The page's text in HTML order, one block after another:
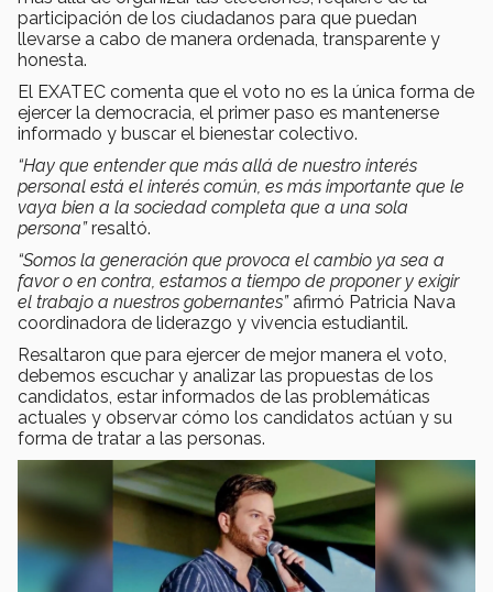
participación de los ciudadanos para que puedan
llevarse a cabo de manera ordenada, transparente y
honesta.
El EXATEC comenta que el voto no es la única forma de
ejercer la democracia, el primer paso es mantenerse
informado y buscar el bienestar colectivo.
“Hay que entender que más allá de nuestro interés
personal está el interés común, es más importante que le
vaya bien a la sociedad completa que a una sola
persona”resaltó.
“Somos la generación que provoca el cambio ya sea a
favor o en contra, estamos a tiempo de proponer y exigir
el trabajo a nuestros gobernantes” afirmó Patricia Nava
coordinadora de liderazgo y vivencia estudiantil.
Resaltaron que para ejercer de mejor manera el voto,
debemos escuchar y analizar las propuestas de los
candidatos, estar informados de las problemáticas
actuales y observar cómo los candidatos actúan y su
forma de tratar a las personas.